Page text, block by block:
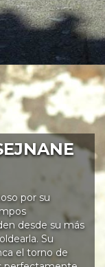
por su
desde su más
Su
el torno de